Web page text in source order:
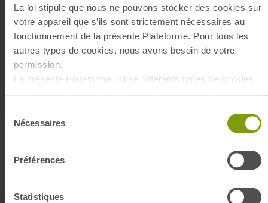
La loi stipule que nous ne pouvons stocker des cookies sur
votre appareil que s’ils sont strictement nécessaires au
fonctionnement de la présente Plateforme. Pour tous les
autres types de cookies, nous avons besoin de votre
permission.
La présente Plateforme utilise différents types de cookies.
modifier ou retirer votre consentement.
En savoir plus sur qui nous sommes, comment vous
pouvez nous contacter et comment nous traitons les
données personnelles veuillez voir notre Politique de
Nécessaires
Préférences
Statistiques
Notre politique d'attribution
Découvrez comment faire une demande de
logement social et les orientations de notre
politique d'attribution
ACCÉDER